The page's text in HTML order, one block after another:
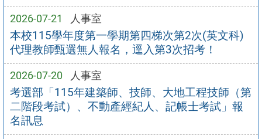
2026-07-21 人事室
本校115學年度第一學期第四梯次第2次(英文科)
代理教師甄選無人報名，逕入第3次招考！
2026-07-20 人事室
考選部「115年建築師、技師、大地工程技師（第
二階段考試）、不動產經紀人、記帳士考試」報
名訊息